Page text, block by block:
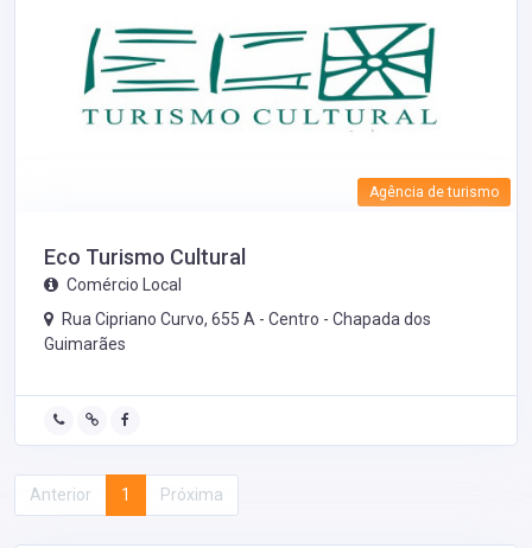
Agência de turismo
Eco Turismo Cultural
Comércio Local
Rua Cipriano Curvo, 655 A - Centro - Chapada dos
Guimarães
Anterior 1 Próxima